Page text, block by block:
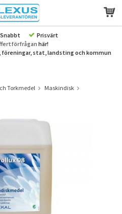
tillagd i varukorgen
Snabbt
Prisvärt
här!
stat, landsting och kommun
Torkmedel
Maskindisk